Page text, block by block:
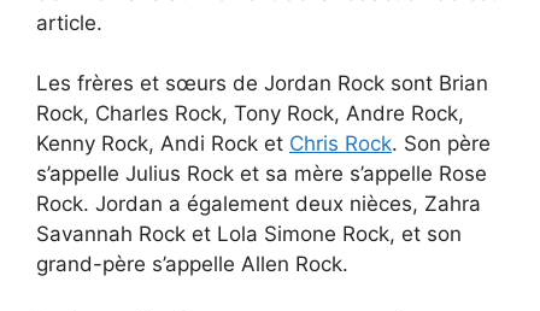
article.
Les frères et sœurs de Jordan Rock sont Brian
Rock, Charles Rock, Tony Rock, Andre Rock,
Kenny Rock, Andi Rock et Chris Rock. Son père
s’appelle Julius Rock et sa mère s’appelle Rose
Rock. Jordan a également deux nièces, Zahra
Savannah Rock et Lola Simone Rock, et son
grand-père s’appelle Allen Rock.